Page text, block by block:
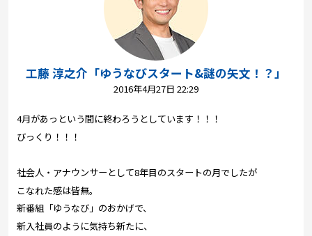
ニュース
プレゼント
コンテンツ・アプリ
Well-being
ショッピング
工藤 淳之介「ゆうなびスタート&謎の矢文！？」
2016年4月27日 22:29
4月があっという間に終わろうとしています！！！
びっくり！！！
社会人・アナウンサーとして8年目のスタートの月でしたが
こなれた感は皆無。
新番組「ゆうなび」のおかげで、
新入社員のように気持ち新たに、